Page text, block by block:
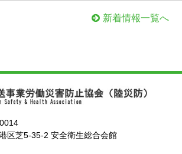
新着情報一覧へ
区芝5-35-2 安全衛生総合会館